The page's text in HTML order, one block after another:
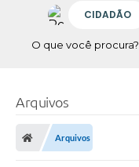
O que você procura?
CIDADÃO
Arquivos
Arquivos